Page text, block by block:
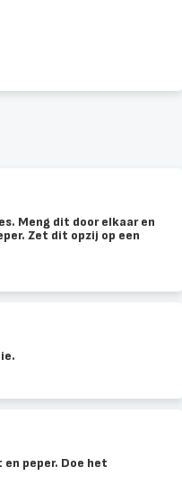
Meng dit door elkaar en
Zet dit opzij op een
peper. Doe het